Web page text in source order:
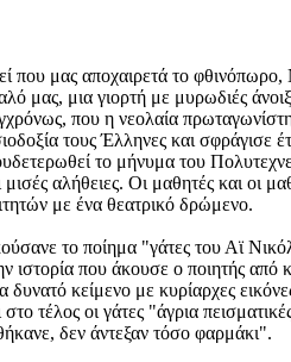
που μας αποχαιρετά το φθινόπωρο,
μας, μια γιορτή με μυρωδιές
που η νεολαία
τους Έλληνες και σφράγισε
το μήνυμα του
μισές αλήθειες. Οι μαθητές και οι
με ένα θεατρικό δρώμενο.
το ποίημα "γάτες του Αϊ
ιστορία που άκουσε ο ποιητής από
δυνατό κείμενο με κυρίαρχες
στο τέλος οι γάτες "άγρια
δεν άντεξαν τόσο φαρμάκι".